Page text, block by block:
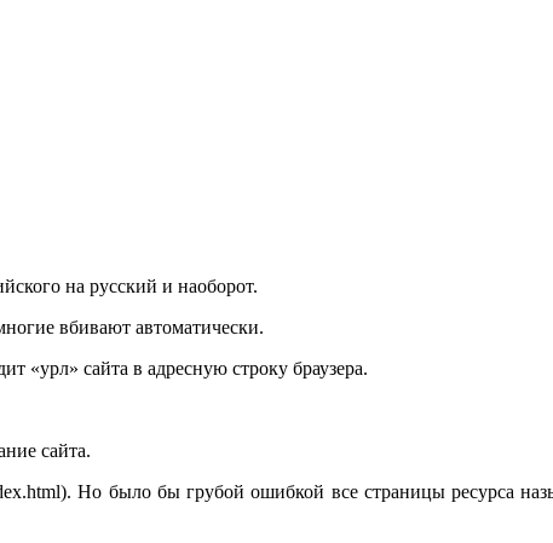
на русский и наоборот.
вбивают автоматически.
«урл» сайта в адресную строку браузера.
сайта.
Но было бы грубой ошибкой все страницы ресурса